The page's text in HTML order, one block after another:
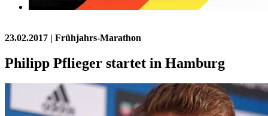
23.02.2017 | Frühjahrs-Marathon
Philipp Pflieger startet in Hamburg